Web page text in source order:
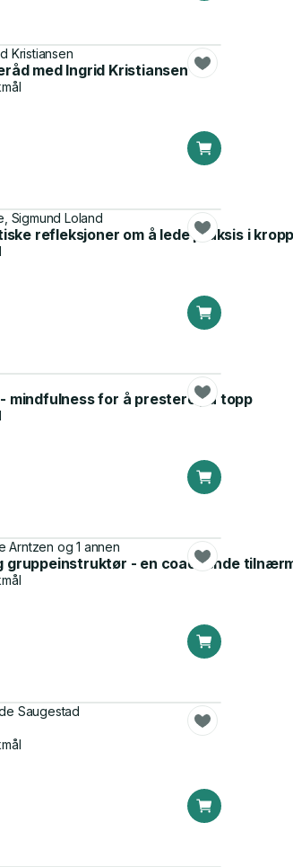
Kristiansen
med Ingrid Kristiansen
Sigmund Loland
refleksjoner om å lede praksis i
mindfulness for å prestere på topp
Arntzen og 1 annen
gruppeinstruktør - en coachende
Saugestad